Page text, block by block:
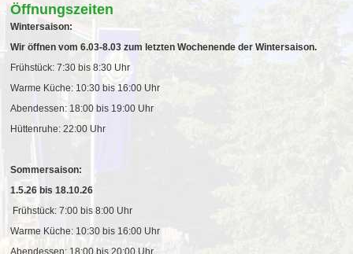
Öffnungszeiten
Wintersaison:
Wir öffnen vom 6.03-8.03 zum letzten Wochenende der Wintersaison.
Frühstück: 7:30 bis 8:30 Uhr
Warme Küche: 10:30 bis 16:00 Uhr
Abendessen: 18:00 bis 19:00 Uhr
Hüttenruhe: 22:00 Uhr
Sommersaison:
1.5.26 bis 18.10.26
Frühstück: 7:00 bis 8:00 Uhr
Warme Küche: 10:30 bis 16:00 Uhr
Abendessen: 18:00 bis 20:00 Uhr